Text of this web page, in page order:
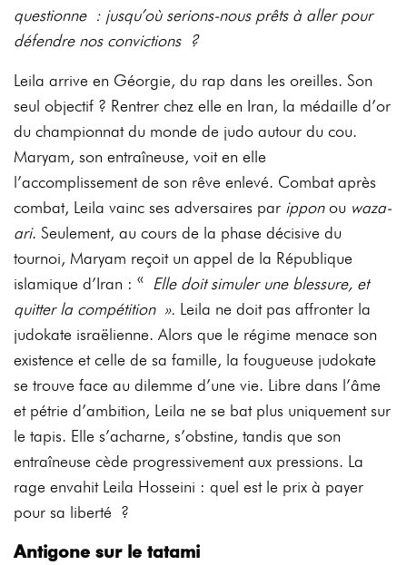
questionne : jusqu’où serions-nous prêts à aller pour
défendre nos convictions ?
Leila arrive en Géorgie, du rap dans les oreilles. Son
seul objectif ? Rentrer chez elle en Iran, la médaille d’or
du championnat du monde de judo autour du cou.
Maryam, son entraîneuse, voit en elle
l’accomplissement de son rêve enlevé. Combat après
combat, Leila vainc ses adversaires par ipponou waza-
ari. Seulement, au cours de la phase décisive du
tournoi, Maryam reçoit un appel de la République
islamique d’Iran : « Elle doit simuler une blessure, et
quitter la compétition ». Leila ne doit pas affronter la
judokate israëlienne. Alors que le régime menace son
existence et celle de sa famille, la fougueuse judokate
se trouve face au dilemme d’une vie. Libre dans l’âme
et pétrie d’ambition, Leila ne se bat plus uniquement sur
le tapis. Elle s’acharne, s’obstine, tandis que son
entraîneuse cède progressivement aux pressions. La
rage envahit Leila Hosseini : quel est le prix à payer
pour sa liberté ?
Antigone sur le tatami